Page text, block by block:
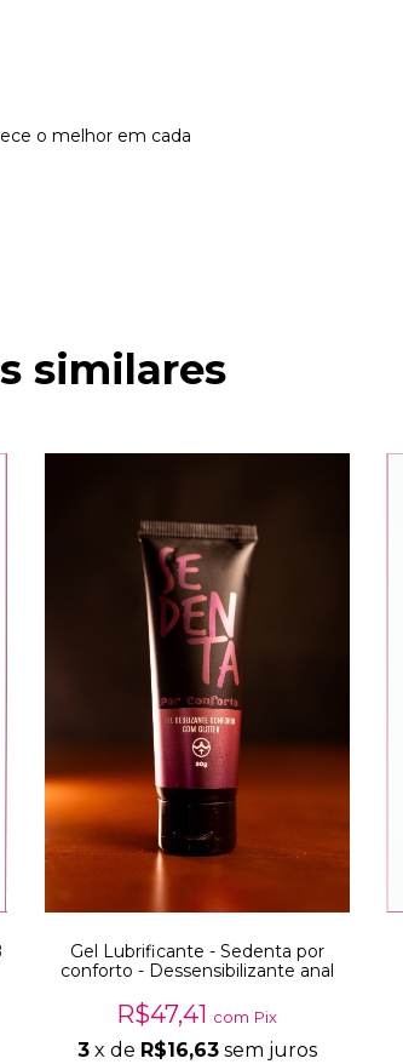
o melhor em cada
similares
Gel Lubrificante - Sedenta por
conforto - Dessensibilizante anal
R$47,41 com Pix
3 x de R$16,63 sem juros